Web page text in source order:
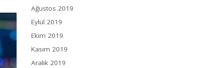
Ağustos 2019
Eylül 2019
Ekim 2019
Kasım 2019
Aralık 2019